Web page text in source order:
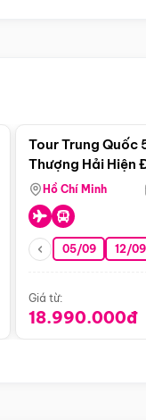
15/10 29/10
Tour Trung Quốc
Thượng Hải Hiện
Nên Thơ - Ô Trấn
Hồ Chí Minh
05/09 12/09
Giá từ:
18.990.000đ